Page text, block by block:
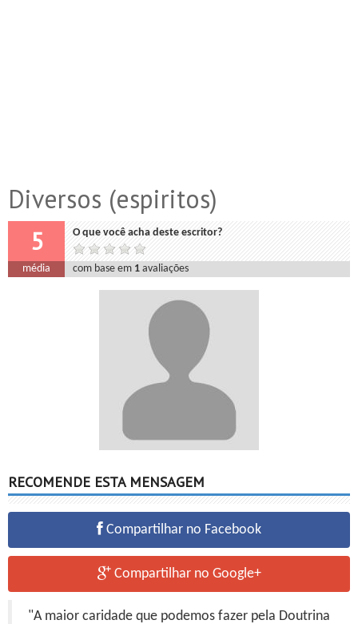
Diversos (espiritos)
5 O que você acha deste escritor?
média com base em 1 avaliações
RECOMENDE ESTA MENSAGEM
Compartilhar no Facebook
Compartilhar no Google+
"A maior caridade que podemos fazer pela Doutrina